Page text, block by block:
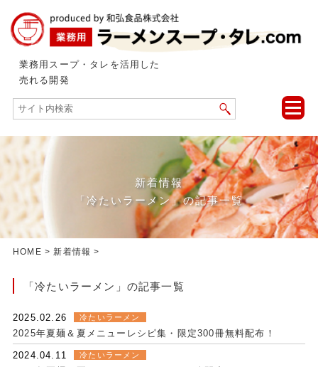
業務用スープ・タレを活用した
売れる開発
toggle
新着情報
「冷たいラーメン」の記事一覧
HOME >新着情報 >
「冷たいラーメン」の記事一覧
2025.02.26 冷たいラーメン
2025年夏麺＆夏メニューレシピ集・限定300冊無料配布！
2024.04.11 冷たいラーメン